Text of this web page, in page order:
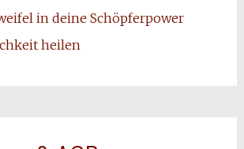
in deine Schöpferpower
heilen